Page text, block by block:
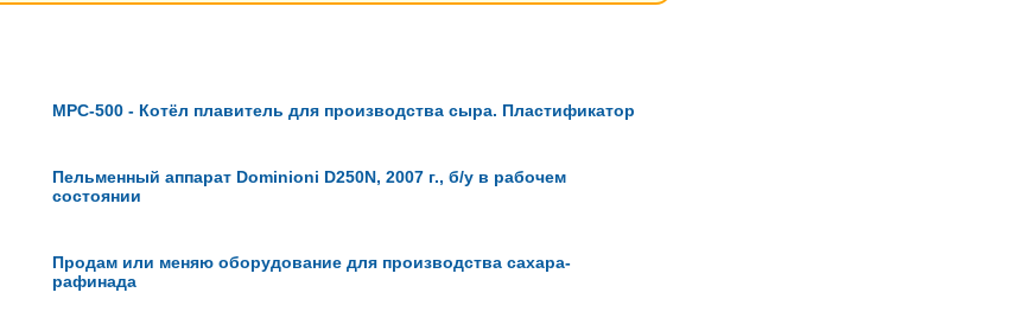
MPC-500 - Котёл плавитель для производства сыра. Пластификатор
Пельменный аппарат Dominioni D250N, 2007 г., б/у в рабочем
состоянии
Продам или меняю оборудование для производства сахара-
рафинада